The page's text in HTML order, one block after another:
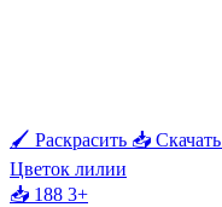
🖌 Раскрасить 📥 Скачать
Цветок лилии
📥 188 3+